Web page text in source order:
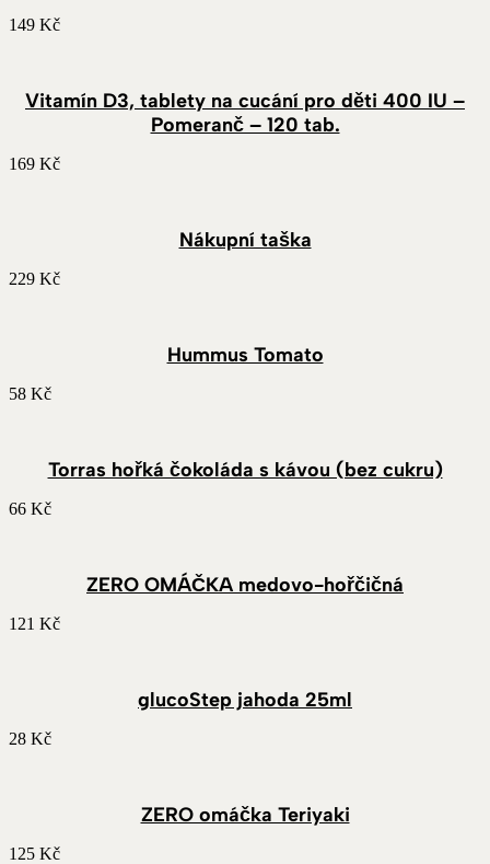
149 Kč
Vitamín D3, tablety na cucání pro děti 400 IU –
Pomeranč – 120 tab.
169 Kč
Nákupní taška
229 Kč
Hummus Tomato
58 Kč
Torras hořká čokoláda s kávou (bez cukru)
66 Kč
ZERO OMÁČKA medovo-hořčičná
121 Kč
glucoStep jahoda 25ml
28 Kč
ZERO omáčka Teriyaki
125 Kč